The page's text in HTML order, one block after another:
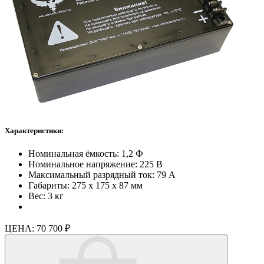
Характеристики:
Номинальная ёмкость: 1,2 Ф
Номинальное напряжение: 225 В
Максимальный разрядный ток: 79 А
Габариты: 275 х 175 х 87 мм
Вес: 3 кг
ЦЕНА: 70 700 ₽